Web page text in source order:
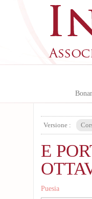
Versione :
E
Puesia